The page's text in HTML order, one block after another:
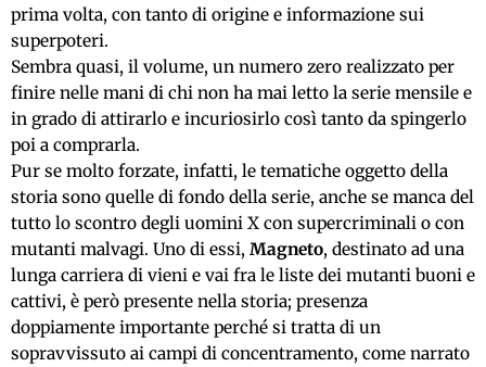
prima volta, con tanto di origine e informazione sui
superpoteri.
Sembra quasi, il volume, un numero zero realizzato per
finire nelle mani di chi non ha mai letto la serie mensile e
in grado di attirarlo e incuriosirlo così tanto da spingerlo
poi a comprarla.
Pur se molto forzate, infatti, le tematiche oggetto della
storia sono quelle di fondo della serie, anche se manca del
tutto lo scontro degli uomini X con supercriminali o con
mutanti malvagi. Uno di essi, Magneto, destinato ad una
lunga carriera di vieni e vai fra le liste dei mutanti buoni e
cattivi, è però presente nella storia; presenza
doppiamente importante perché si tratta di un
sopravvissuto ai campi di concentramento, come narrato